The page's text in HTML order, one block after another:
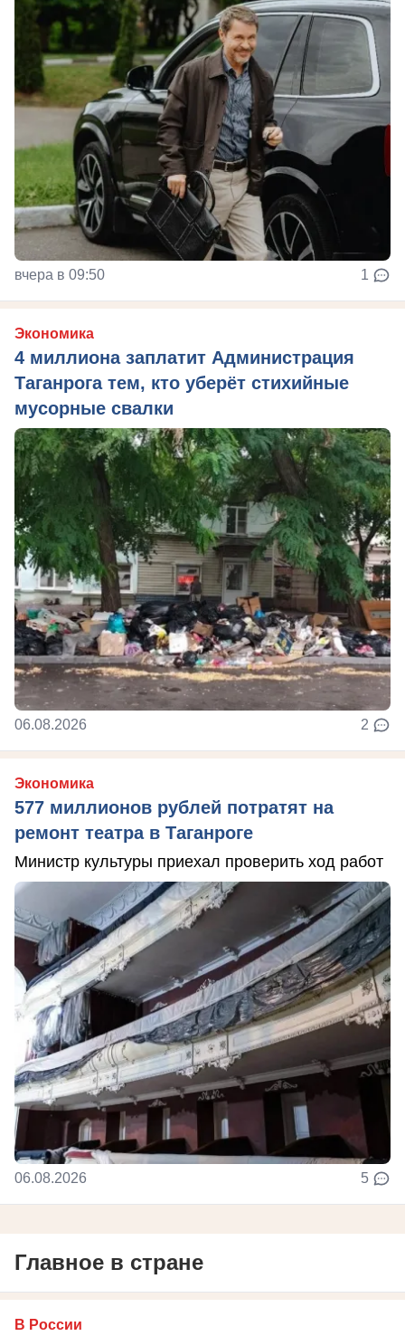
вчера в 09:50 1
Экономика
4 миллиона заплатит Администрация
Таганрога тем, кто уберёт стихийные
мусорные свалки
06.08.2026 2
Экономика
577 миллионов рублей потратят на
ремонт театра в Таганроге
Министр культуры приехал проверить ход работ
06.08.2026 5
Главное в стране
В России